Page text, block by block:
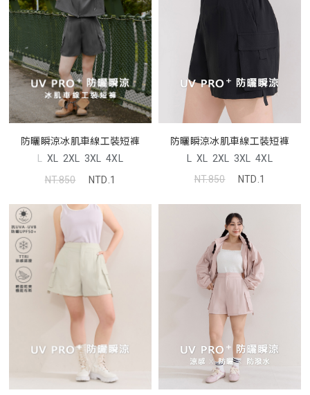
防曬瞬涼冰肌車線工裝短褲
L XL 2XL 3XL 4XL
NT.850
NTD.1
防曬瞬涼冰肌車線工裝短褲
L XL 2XL 3XL 4XL
NT.850
NTD.1